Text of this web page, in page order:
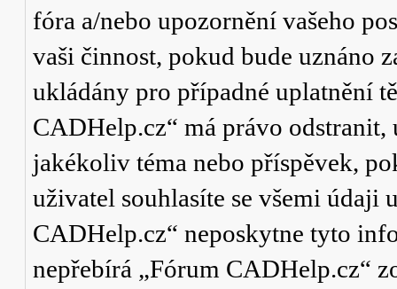
fóra a/nebo upozornění vašeho
vaši činnost, pokud bude uznáno
ukládány pro případné uplatnění
CADHelp.cz“ má právo
jakékoliv téma nebo příspěvek,
uživatel souhlasíte se všemi údaji
CADHelp.cz“ neposkytne tyto
nepřebírá „Fórum CADHelp.cz“